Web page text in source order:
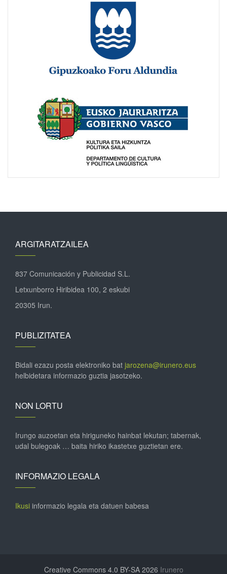
ARGITARATZAILEA
837 Comunicación y Publicidad S.L.
Letxunborro Hiribidea 100, 2 eskubi
20305 Irun.
PUBLIZITATEA
Bidali ezazu posta elektroniko bat jarozena@irunero.eus
helbidetara informazio guztia jasotzeko.
NON LORTU
Irungo auzoetan eta hiriguneko hainbat lekutan; tabernak,
udal bulegoak … baita hiriko ikastetxe guztietan ere.
INFORMAZIO LEGALA
Ikusi informazio legala eta datuen babesa
Creative Commons 4.0 BY-SA 2026 Irunero